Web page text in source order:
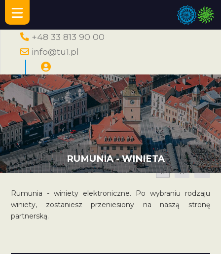
+48 33 813 90 00
info@tu1.pl
RUMUNIA - WINIETA
A A A
Rumunia - winiety elektroniczne. Po wybraniu rodzaju
winiety, zostaniesz przeniesiony na naszą stronę
partnerską.